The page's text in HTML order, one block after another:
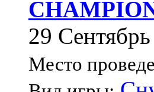
29
Место